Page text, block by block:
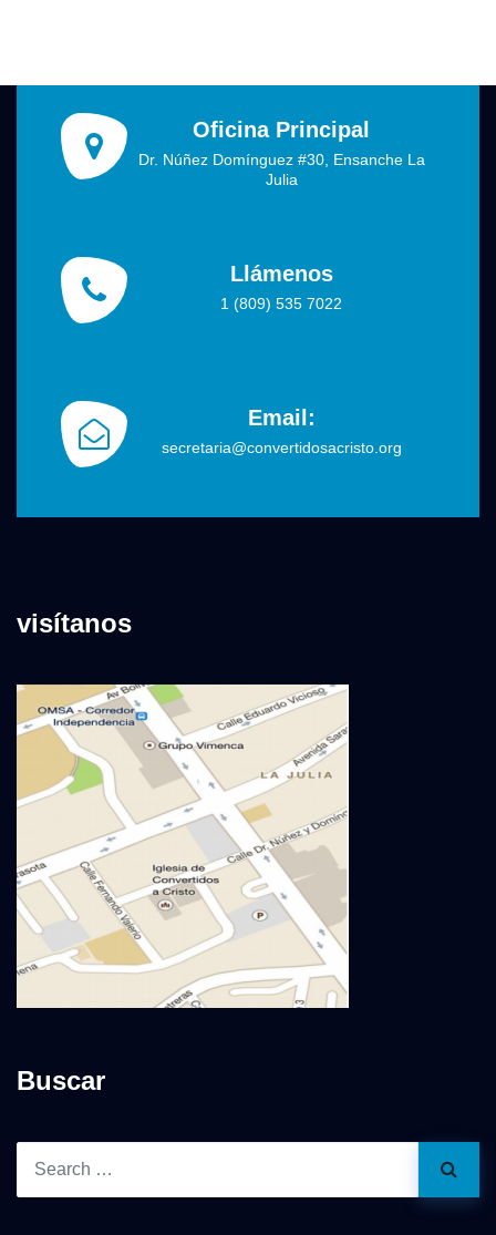
Oficina Principal
Dr. Núñez Domínguez #30, Ensanche La
Julia
Llámenos
1 (809) 535 7022
Email:
secretaria@convertidosacristo.org
visítanos
Buscar